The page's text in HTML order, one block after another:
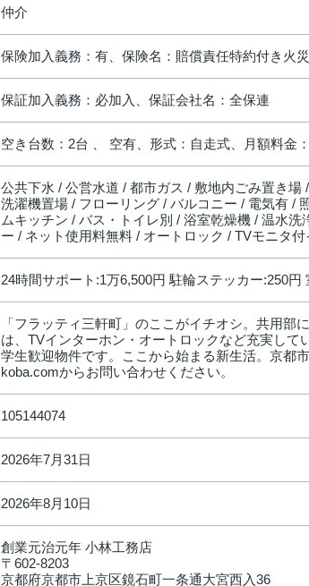
仲介
保険加入義務：有、保険名：賠償責任特約付き火
保証加入義務：必加入、保証会社名：全保連
空き台数：2台 、 空有、形式：自走式、月額料金
公共下水 / 公営水道 / 都市ガス / 敷地内ごみ置き
洗濯機置場 / フローリング / バルコニー / 電気有 /
ムキッチン / バス・トイレ別 / 浴室乾燥機 / 温水
ー / ネット使用料無料 / オートロック / TVモニタ
24時間サポート:1万6,500円 駐輪ステッカー:250円
「フラッティ三軒町」のここがイチオシ。共用
は、TVインターホン・オートロックなど充実し
学生歓迎物件です。ここから始まる新生活。京都
koba.comからお問い合わせください。
105144074
2026年7月31日
2026年8月10日
創業元治元年 小林工務店
〒602-8203
京都府京都市上京区鏡石町一条通大宮西入36